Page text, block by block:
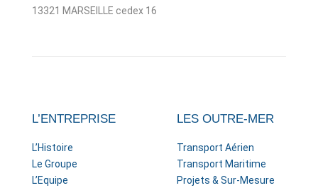
13321 MARSEILLE cedex 16
L’ENTREPRISE
L’Histoire
Le Groupe
L’Equipe
LES OUTRE-MER
Transport Aérien
Transport Maritime
Projets & Sur-Mesure